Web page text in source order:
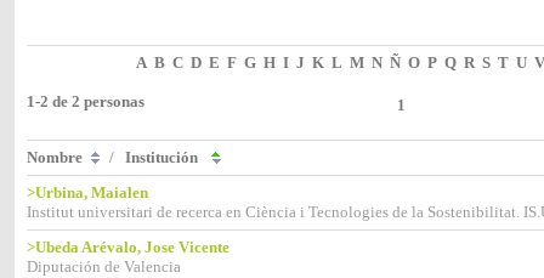
A B C D E F G H I J K L M N Ñ O P Q R S T U V
1-2 de 2 personas 1
Nombre / Institución
>Urbina, Maialen
Institut universitari de recerca en Ciència i Tecnologies de la Sostenibilitat.
>Ubeda Arévalo, Jose Vicente
Diputación de Valencia